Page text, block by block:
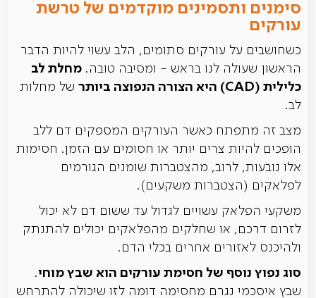
סימנים ותסמינים מוקדמים של טרשת
עורקים
כשחושבים על עורקים סתומים, הלב עשוי להיות הדבר
הראשון שעולה לנו בראש - ומסיבה טובה.מחלת לב
כלילית (CAD) היא הצורה הנפוצה ביותר
של מחלות
לב.
מצב זה מתפתח כאשר העורקים המספקים דם ללב
הופכים להיות צרים יותר או חסומים עם הזמן. חסימות
אלו נובעות, לרוב, מהצטברות שומנים הגורמים
לפלאקים (הצטברות משקעים).
משקעי הפלאק עשויים לגדול עד ששום דם לא יכול
לזרום דרכם, או שחלקים מהפלאקים יכולים להתנתק
ולהיכנס לאזורים אחרים בכלי הדם.
סוג נפוץ נוסף של חסימת עורקים הוא שבץ מוחי.
שבץ איסכמי נגרם מחסימה דומה לזו שיכולה להתרחש